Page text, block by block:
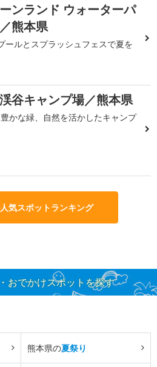
ンランド ウォーターパ
熊本県
ールとスプラッシュフェスで夏を
谷キャンプ場／熊本県
かな緑、自然を活かしたキャンプ
気スポットランキング
おでかけスポットを探す
熊本県の夏祭り